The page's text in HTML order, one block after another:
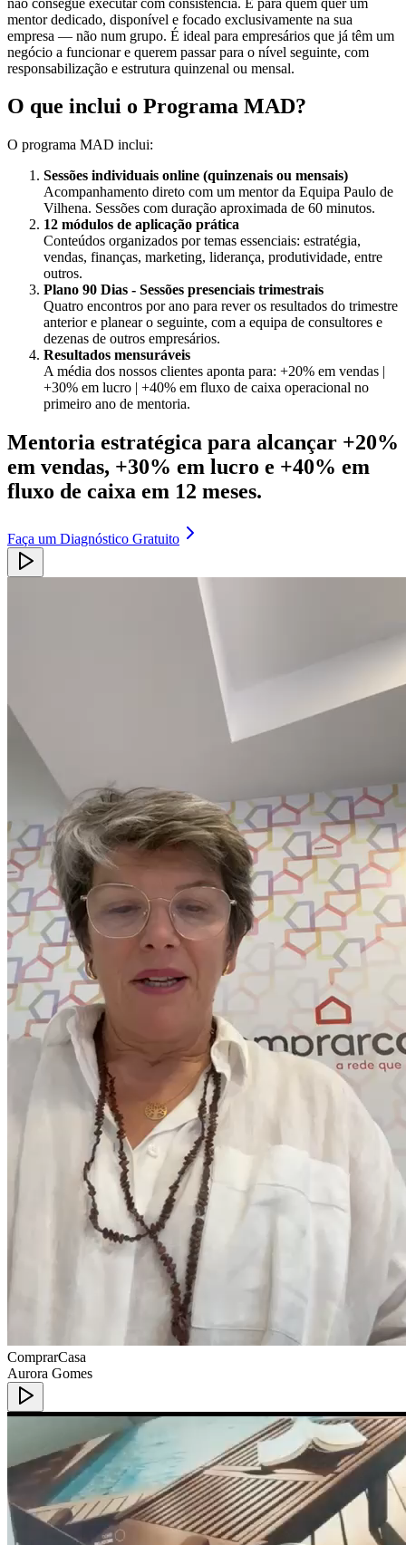
mentor dedicado, disponível e focado exclusivamente na sua
empresa — não num grupo. É ideal para empresários que já têm um
negócio a funcionar e querem passar para o nível seguinte, com
responsabilização e estrutura quinzenal ou mensal.
O que inclui o Programa MAD?
O programa MAD inclui:
Sessões individuais online (quinzenais ou mensais)
Acompanhamento direto com um mentor da Equipa Paulo de
Vilhena. Sessões com duração aproximada de 60 minutos.
12 módulos de aplicação prática
Conteúdos organizados por temas essenciais: estratégia,
vendas, finanças, marketing, liderança, produtividade, entre
outros.
Plano 90 Dias - Sessões presenciais trimestrais
Quatro encontros por ano para rever os resultados do trimestre
anterior e planear o seguinte, com a equipa de consultores e
dezenas de outros empresários.
Resultados mensuráveis
A média dos nossos clientes aponta para: +20% em vendas |
+30% em lucro | +40% em fluxo de caixa operacional no
primeiro ano de mentoria.
Mentoria estratégica para alcançar +20%
em vendas, +30% em lucro e +40% em
fluxo de caixa em 12 meses.
Faça um Diagnóstico Gratuito
ComprarCasa
Aurora Gomes